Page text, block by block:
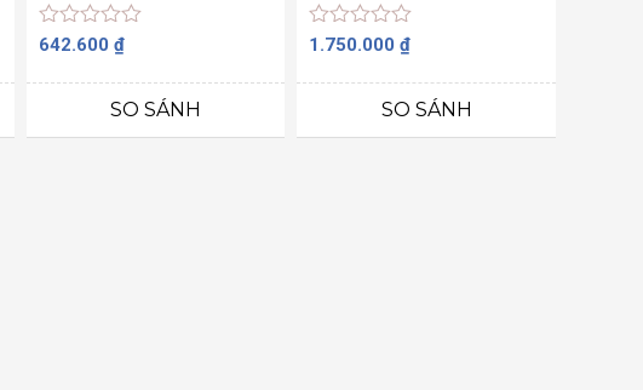
Được
hạng
sao
642.600 ₫
SO SÁNH
Được
hạng
sao
1.750.000₫
SO SÁNH